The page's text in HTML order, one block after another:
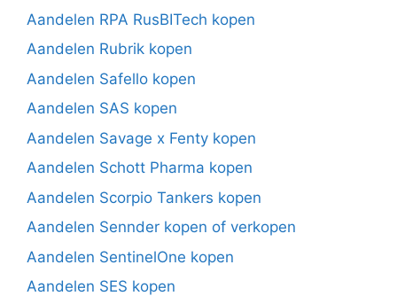
Aandelen RPA RusBITech kopen
Aandelen Rubrik kopen
Aandelen Safello kopen
Aandelen SAS kopen
Aandelen Savage x Fenty kopen
Aandelen Schott Pharma kopen
Aandelen Scorpio Tankers kopen
Aandelen Sennder kopen of verkopen
Aandelen SentinelOne kopen
Aandelen SES kopen